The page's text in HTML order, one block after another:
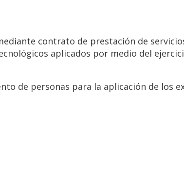
contrato de prestación de
aplicados por medio del
de personas para la aplicación de los